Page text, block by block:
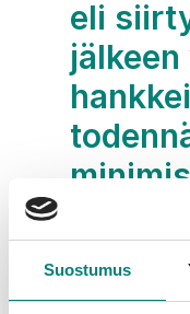
Suostumus
eli
Taloyhtiön
Hankkeen